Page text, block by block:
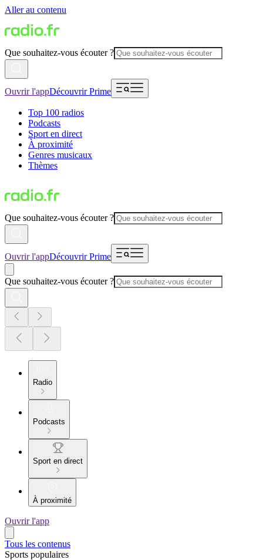
Aller au contenu
Que souhaitez-vous écouter ?
Ouvrir l'appDécouvrir Prime
Top 100 radios
Podcasts
Sport en direct
À proximité
Genres musicaux
Thèmes
Que souhaitez-vous écouter ?
Ouvrir l'appDécouvrir Prime
Que souhaitez-vous écouter ?
Radio
Podcasts
Sport en direct
À proximité
Ouvrir l'app
Tous les contenus
Sports populaires